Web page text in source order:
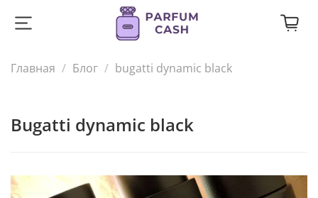
Главная Блог bugatti dynamic black
bugatti dynamic black